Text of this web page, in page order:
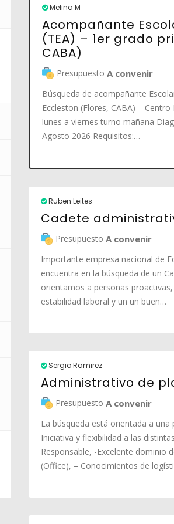
Melina M
Acompañante
(TEA) – 1er grado
CABA)
Presupuesto A convenir
Búsqueda de acompañante
Eccleston (Flores, CABA) –
lunes a viernes turno mañana
Agosto 2026 Requisitos:…
Ruben Leites
Cadete
Presupuesto A convenir
Importante empresa nacional de
encuentra en la búsqueda de un
orientamos a personas
estabilidad laboral y un un buen…
Sergio Ramirez
Administrativo de
Presupuesto A convenir
La búsqueda está orientada a una
Iniciativa y flexibilidad a las
Responsable, -Excelente dominio
(Office), – Conocimientos de